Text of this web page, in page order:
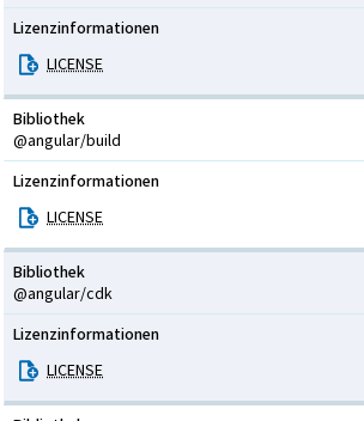
Lizenzinformationen
LICENSE
Bibliothek
@angular/build
Lizenzinformationen
LICENSE
Bibliothek
@angular/cdk
Lizenzinformationen
LICENSE